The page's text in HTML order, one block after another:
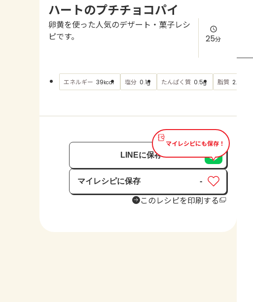
ハートのプチチョコパイ
卵黄を使った人気のデザート・菓子レシ
ピです。
25分
エネルギー 39kcal 塩分 0.1g たんぱく質 0.5g 脂質 2.5
マイレシピにも保存！
LINEに保存
マイレシピに保存
保存済み
-
このレシピを印刷する